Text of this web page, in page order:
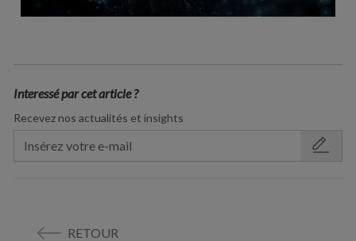
Interessé par cet article ?
Recevez nos actualités et insights
RETOUR